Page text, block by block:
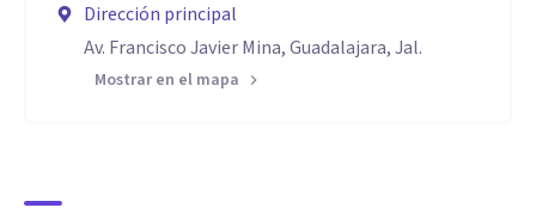
Dirección principal
Av. Francisco Javier Mina, Guadalajara, Jal.
Mostrar en el mapa